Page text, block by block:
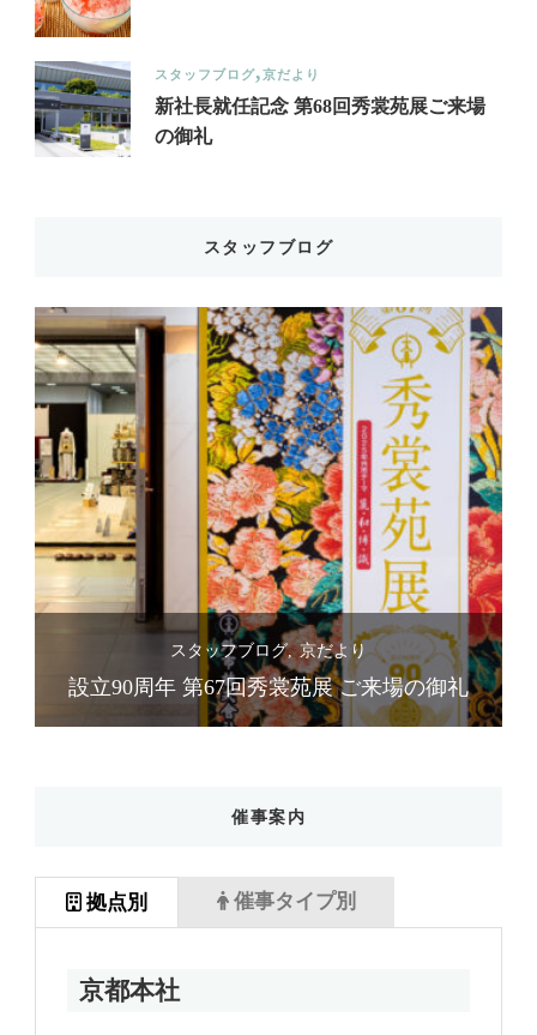
スタッフブログ 京だより
新社長就任記念 第68回秀裳苑展ご来場
の御礼
スタッフブログ
スタッフブログ 京だより
設立90周年 第67回秀裳苑展 ご来場の御礼
催事案内
拠点別
京都本社
催事タイプ別